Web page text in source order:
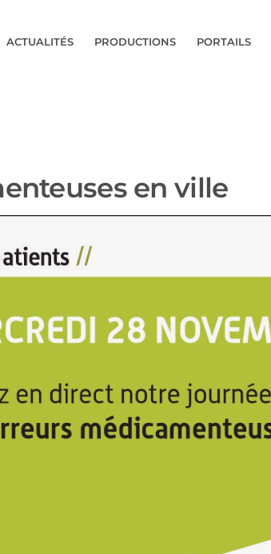
ACTUALITÉS PRODUCTIONS PORTAILS
en ville